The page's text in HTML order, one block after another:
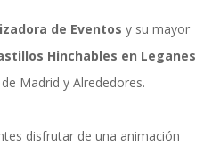
de Eventos y su mayor
Hinchables en Leganes
Madrid y Alrededores.
disfrutar de una animación